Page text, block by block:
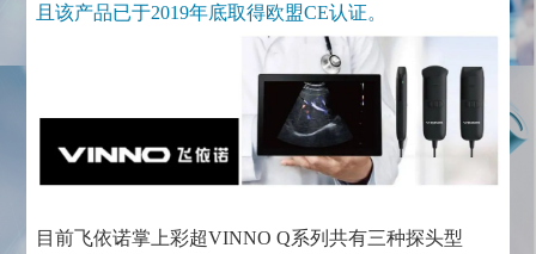
且该产品已于2019年底取得欧盟CE认证。
目前飞依诺掌上彩超VINNO Q系列共有三种探头型